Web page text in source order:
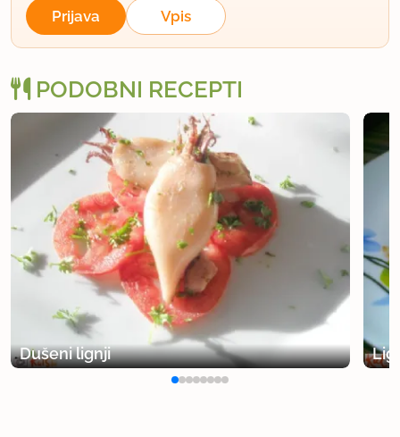
Prijava Vpis
PODOBNI RECEPTI
Dušeni lignji